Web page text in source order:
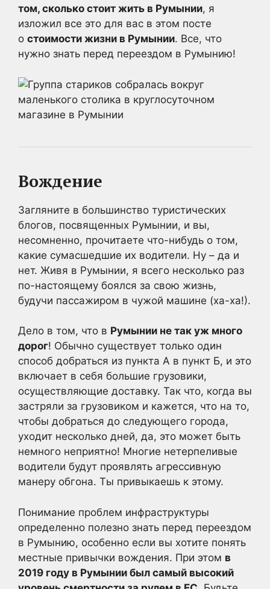
том, сколько стоит жить в Румынии, я
изложил все это для вас в этом посте
о стоимости жизни в Румынии. Все, что
нужно знать перед переездом в Румынию!
Вождение
Загляните в большинство туристических
блогов, посвященных Румынии, и вы,
несомненно, прочитаете что-нибудь о том,
какие сумасшедшие их водители. Ну – да и
нет. Живя в Румынии, я всего несколько раз
по-настоящему боялся за свою жизнь,
будучи пассажиром в чужой машине (ха-ха!).
Дело в том, что в Румынии не так уж много
дорог! Обычно существует только один
способ добраться из пункта А в пункт Б, и это
включает в себя большие грузовики,
осуществляющие доставку. Так что, когда вы
застряли за грузовиком и кажется, что на то,
чтобы добраться до следующего города,
уходит несколько дней, да, это может быть
немного неприятно! Многие нетерпеливые
водители будут проявлять агрессивную
манеру обгона. Ты привыкаешь к этому.
Понимание проблем инфраструктуры
определенно полезно знать перед переездом
в Румынию, особенно если вы хотите понять
местные привычки вождения. При этом в
2019 году в Румынии был самый высокий